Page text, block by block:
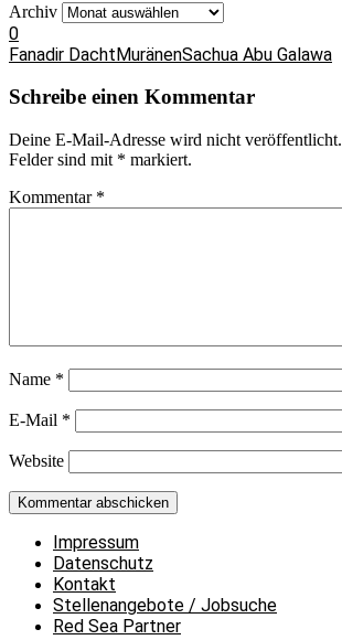
Archiv
0
Fanadir DachtMuränenSachua Abu Galawa
Schreibe einen Kommentar
Deine E-Mail-Adresse wird nicht veröffentlicht.
Felder sind mit * markiert.
Kommentar *
Name *
E-Mail *
Website
Impressum
Datenschutz
Kontakt
Stellenangebote / Jobsuche
Red Sea Partner